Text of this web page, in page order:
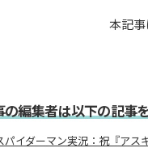
本記
の編集者は以下の記事
パイダーマン実況：祝『アス